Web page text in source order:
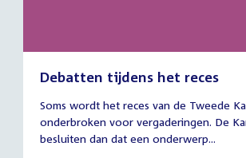
Debatten tijdens het reces
juli
2026
Soms wordt het reces van de Tweede
onderbroken voor vergaderingen. De
besluiten dan dat een onderwerp...